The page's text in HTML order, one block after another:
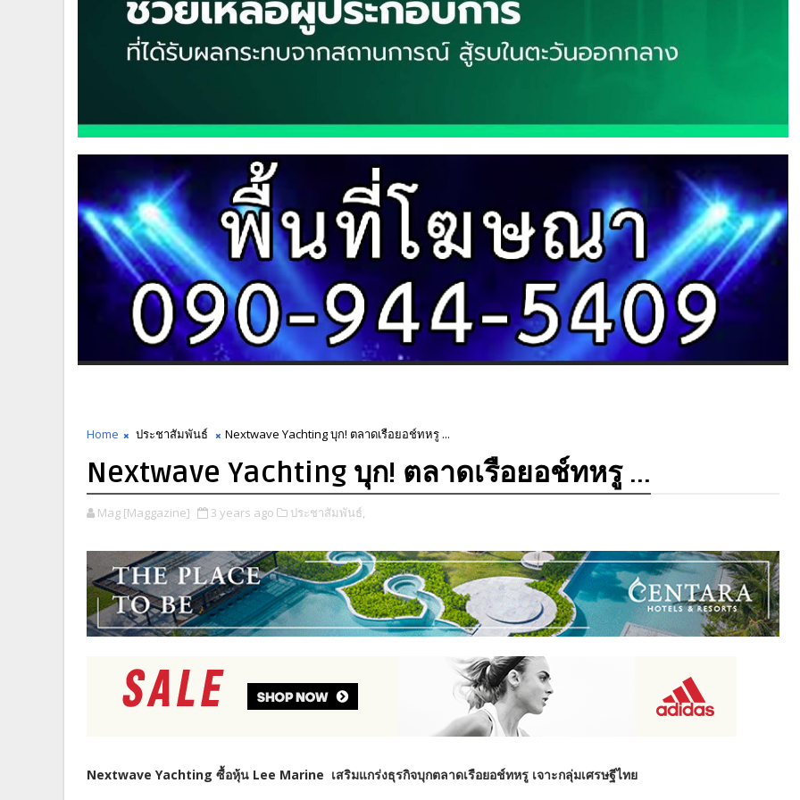
Home ประชาสัมพันธ์ Nextwave Yachting บุก! ตลาดเรือยอช์ทหรู ...
Nextwave Yachting บุก! ตลาดเรือยอช์ทหรู ...
Mag [Maggazine] 3 years ago ประชาสัมพันธ์,
Nextwave Yachting ซื้อหุ้น Lee Marine เสริมแกร่งธุรกิจบุกตลาดเรือยอช์ทหรู เจาะกลุ่มเศรษฐีไทย